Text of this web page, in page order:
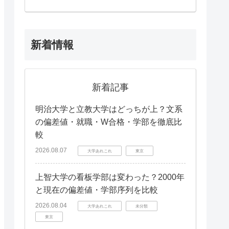
新着情報
新着記事
明治大学と立教大学はどっちが上？文系
の偏差値・就職・W合格・学部を徹底比
較
2026.08.07 大学あれこれ 東京
上智大学の看板学部は変わった？2000年
と現在の偏差値・学部序列を比較
2026.08.04 大学あれこれ 未分類
東京